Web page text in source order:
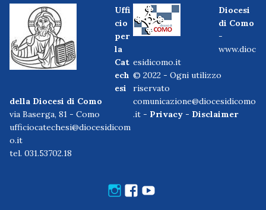
Uffi
cio
per
la
Cat
ech
esi
della Diocesi di Como
via Baserga, 81 - Como
ufficiocatechesi@diocesidicom
o.it
tel. 031.53702.18
Diocesi
di Como
-
www.dioc
esidicomo.it
© 2022 - Ogni utilizzo
riservato
comunicazione@diocesidicomo
.it - Privacy - Disclaimer
Instagram
Facebook
Youtube